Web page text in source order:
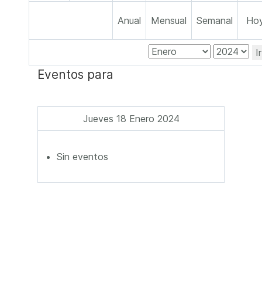
Anual Mensual Semanal
Eventos para
Jueves 18 Enero 2024
Sin eventos